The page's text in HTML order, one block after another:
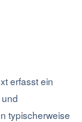
erfasst ein
typischerweise